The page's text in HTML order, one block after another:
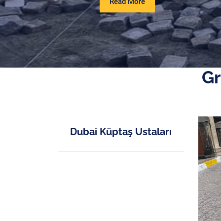
More
Dubai Küptaş Ustaları